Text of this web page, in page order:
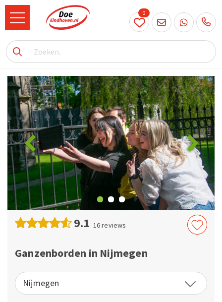
040
231
90 52
0
9.1 16reviews
Ganzenborden in Nijmegen
Nijmegen